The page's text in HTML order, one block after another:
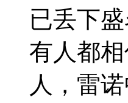
已丢下
有人都
人，雷